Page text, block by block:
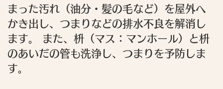
まった汚れ（油分・髪の毛など）を屋外へ
かき出し、つまりなどの排水不良を解消し
ます。 また、枡（マス：マンホール）と枡
のあいだの管も洗浄し、つまりを予防しま
す。